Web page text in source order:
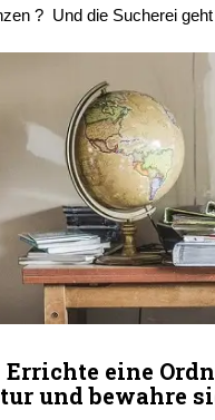
? Und die Sucherei
eine
und bewahre